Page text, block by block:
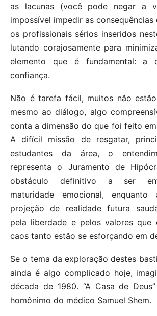
as lacunas (você pode negar a
impossível impedir as consequências
os profissionais sérios inseridos
lutando corajosamente para
elemento que é fundamental: a
confiança.
Não é tarefa fácil, muitos não
mesmo ao diálogo, algo
conta a dimensão do que foi feito
A difícil missão de resgatar,
estudantes da área, o
representa o Juramento de
obstáculo definitivo a ser
maturidade emocional,
projeção de realidade futura
pela liberdade e pelos valores que
caos tanto estão se esforçando em
Se o tema da exploração destes
ainda é algo complicado hoje,
década de 1980. “A Casa de
homônimo do médico Samuel Shem.